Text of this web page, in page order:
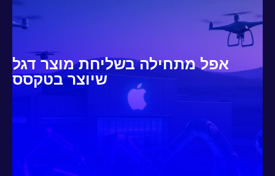
אפל מתחילה בשליחת מוצר דגל
שיוצר בטקסס